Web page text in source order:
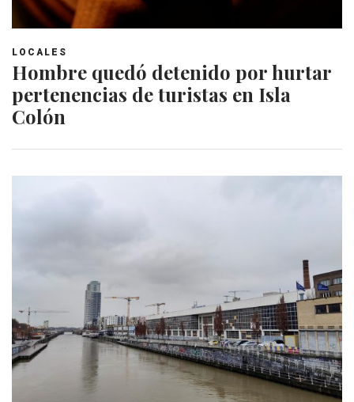
LOCALES
Hombre quedó detenido por hurtar
pertenencias de turistas en Isla
Colón